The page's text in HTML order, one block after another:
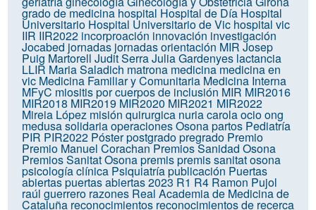
grado de medicina hospital Hospital de Día Hospital
Universitario Hospital Universitario de Vic hospital vic
IIR IIR2022 incorproación innovación investigación
Jocabed jornadas jornadas orientación MIR Josep
Puig Martorell Judit SerraJulia Gardenyes lactancia
LLIR Maria Saladich matrona medicina medicina en
vic Medicina Familiar y Comunitaria Medicina Interna
MFyC miositis por cuerpos de inclusión MIR MIR2016
MIR2018 MIR2019 MIR2020 MIR2021 MIR2022
Mireia López misión quirurgica nuria carolaocioong
medusa solidariaoperacionesOsonapartos Pediatría
PIR PIR2022 Pósterpostgradopregrado Premio
Premio Manuel Corachan Premios Sanidad Osona
Premios Sanitat Osonapremispremis sanitat osona
psicología clínica Psiquiatríapublicación Puertas
abiertaspuertas abiertas 2023 R1 R4 Ramon Pujol
raúl guerrero razones Real Academia de Medicina de
Cataluña reconocimientos reconocimientos de recerca